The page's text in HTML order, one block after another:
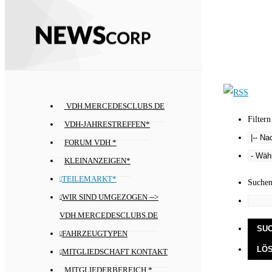
VDH.MERCEDESCLUBS.DE
VDH-JAHRESTREFFEN*
FORUM VDH *
KLEINANZEIGEN*
TEILEMARKT*
WIR SIND UMGEZOGEN -->
VDH.MERCEDESCLUBS.DE
FAHRZEUGTYPEN
MITGLIEDSCHAFT KONTAKT
MITGLIEDERBEREICH *
Filtern
Suchen